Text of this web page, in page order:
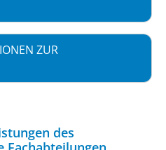
ZUR
des